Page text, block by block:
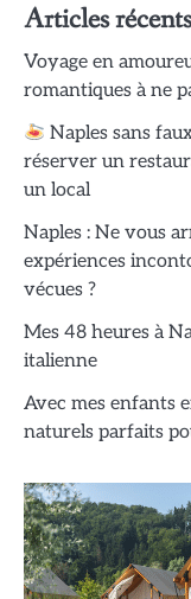
Articles récents
Voyage en
romantiques à ne
Naples sans
réserver un
un local
Naples : Ne vous
expériences
vécues ?
Mes 48 heures à
italienne
Avec mes enfants
naturels parfaits